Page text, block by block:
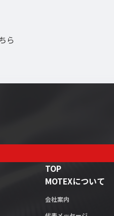
ら
TOP
MOTEXについて
会社案内